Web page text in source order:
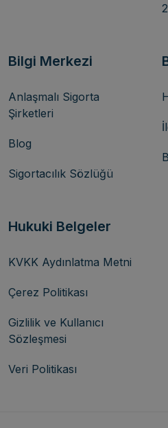
Bilgi Merkezi
Anlaşmalı Sigorta
Şirketleri
Blog
Sigortacılık Sözlüğü
Hukuki Belgeler
KVKK Aydınlatma Metni
Çerez Politikası
Gizlilik ve Kullanıcı
Sözleşmesi
Veri Politikası